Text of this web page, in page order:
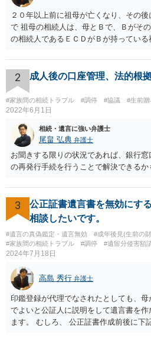
２０年以上前に祖母が亡くなり、その
で 祖母の相続人は、母とＢで、Ｂがそ
の相続人であるＥＣＤがＢが持ってい
Ｅも行う必要があります。 Ｂの配偶者
ります。
2 成人後の口座管理、法的根
#家族間の相続トラブル #調停 #協議 #生前贈
2022年6月1日
相続・遺言に強い弁護士
尾畠 弘典 弁護士
お聞きする限りの状況であれば、銀行
の再発行手続を行うことで解決できるか
3
公正証書遺言書を無効にす
相談したいです。
#遺言の真偽鑑定・遺言無効 #成年後見(生前の
#家族間の相続トラブル
#調停 #遺留分侵害額
2024年7月18日
高島 秀行 弁護士
印鑑登録が代理でなされたとしても、
でよいと公証人に説明をして遺言書を
ます。 むしろ、 公正証書作成前後に下